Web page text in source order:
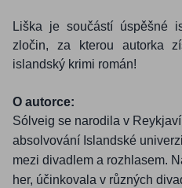
Liška je součástí úspěšné
zločin, za kterou autorka
islandský krimi román!
O autorce:
Sólveig se narodila v
absolvování Islandské
mezi divadlem a rozhlasem.
her, účinkovala v různých